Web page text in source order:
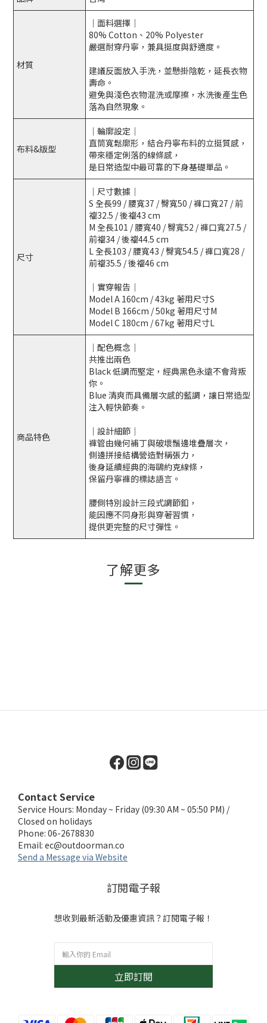
材質
｜面料選擇｜
80% Cotton、20% Polyester
嚴選耐穿丹寧，兼具挺度與舒適度。
建議反面放入手洗，並懸掛陰乾，延長衣物
壽命。
避免與淺色衣物混洗或摩擦，水洗後產生色
落為自然現象。
布料&版型
｜輪廓設定｜
直筒寬鬆廓形，結合丹寧布料的立挺質感，
帶來穩定俐落的線條感，
是日常造型中最可靠的下身基礎單品。
尺寸
｜尺寸數據｜
S 全長99 / 腰寬37 / 臀寬50 / 褲口寬27 / 前
襠32.5 / 後襠43 cm
M 全長101 / 腰寬40 / 臀寬52 / 褲口寬27.5 /
前襠34 / 後襠44.5 cm
L 全長103 / 腰寬43 / 臀寬54.5 / 褲口寬28 /
前襠35.5 / 後襠46 cm
｜實穿報告｜
Model A 160cm / 43kg 著用尺寸S
Model B 166cm / 50kg 著用尺寸M
Model C 180cm / 67kg 著用尺寸L
商品特色
｜配色概念｜
共推出兩色
Black 低調而堅定，經典黑色永遠不會背叛
你。
Blue 清爽而具備層次感的藍調，讓日常造型
注入輕快節奏。
｜設計細節｜
褲管由幾何補丁與破壞鬚邊堆疊層次，
側邊拼接結構營造對稱張力，
後身延續經典的海鷗約克線條，
保留丹寧褲的標誌語言。
腰側特別設計三段式調節釦，
能因應不同身形與穿著習慣，
提供更完整的尺寸彈性。
了解更多
Contact Service
Service Hours: Monday ~ Friday (09:30 AM ~ 05:50 PM) /
Closed on holidays
Phone: 06-2678830
Email: ec@outdoorman.co
Send a Message via Website
訂閱電子報
想收到最新活動及優惠資訊？訂閱電子報！
立即訂閱